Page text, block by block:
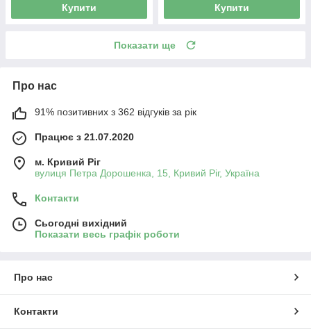
Купити Купити
Показати ще
Про нас
91% позитивних з 362 відгуків за рік
Працює з 21.07.2020
м. Кривий Ріг
вулиця Петра Дорошенка, 15, Кривий Ріг, Україна
Контакти
Сьогодні вихідний
Показати весь графік роботи
Про нас
Контакти